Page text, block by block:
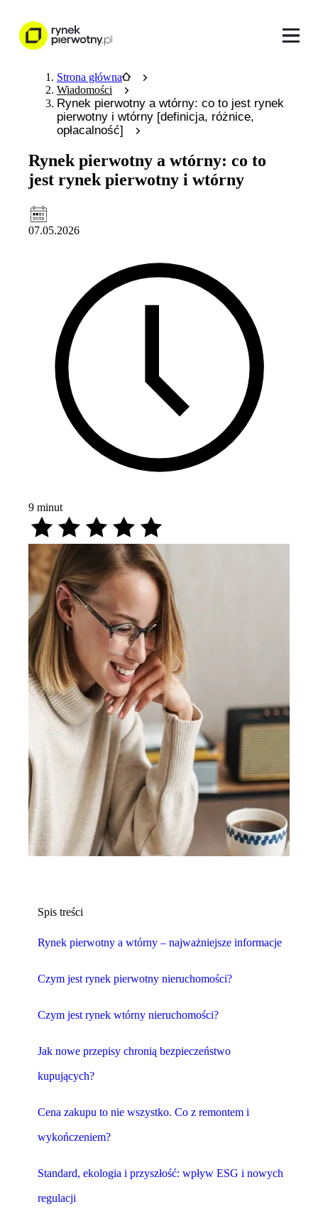
Strona główna
Wiadomości
Rynek pierwotny a wtórny: co to jest rynek
pierwotny i wtórny [definicja, różnice,
opłacalność]
Rynek pierwotny a wtórny: co to
jest rynek pierwotny i wtórny
07.05.2026
9 minut
Spis treści
Rynek pierwotny a wtórny – najważniejsze informacje
Czym jest rynek pierwotny nieruchomości?
Czym jest rynek wtórny nieruchomości?
Jak nowe przepisy chronią bezpieczeństwo
kupujących?
Cena zakupu to nie wszystko. Co z remontem i
wykończeniem?
Standard, ekologia i przyszłość: wpływ ESG i nowych
regulacji